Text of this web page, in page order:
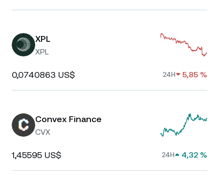
XPL
XPL
0,0740863 US$ 24H 5,85 %
Convex Finance
CVX
1,45595 US$ 24H 4,32 %